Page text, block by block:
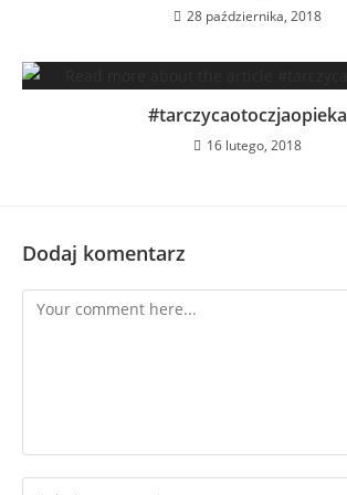
28 października, 2018
#tarczycaotoczjaopieka
16 lutego, 2018
Dodaj komentarz